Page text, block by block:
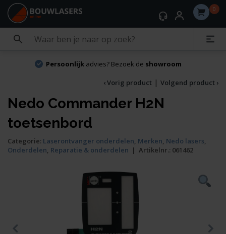
0
Persoonlijkadvies? Bezoek de showroom
‹ Vorig product | Volgend product ›
Nedo Commander H2N
toetsenbord
Categorie: Laserontvanger onderdelen, Merken, Nedo lasers,
Onderdelen, Reparatie & onderdelen | Artikelnr.: 061462